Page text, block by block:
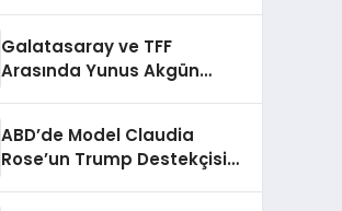
Galatasaray ve TFF
Arasında Yunus Akgün
ABD’de Model Claudia
Rose’un Trump Destekçisi